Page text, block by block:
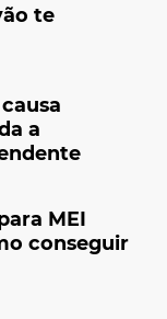
te
a
MEI
conseguir